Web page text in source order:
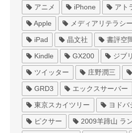
アニメ iPhone アト
Apple メディアリテラシー
iPad 晶文社 書評空
Kindle GX200 ジブリ
ツイッター 庄野潤三
GRD3 エックスサーバー
東京スカイツリー ヨドバ
ピクサー 2009羊蹄山 ラ